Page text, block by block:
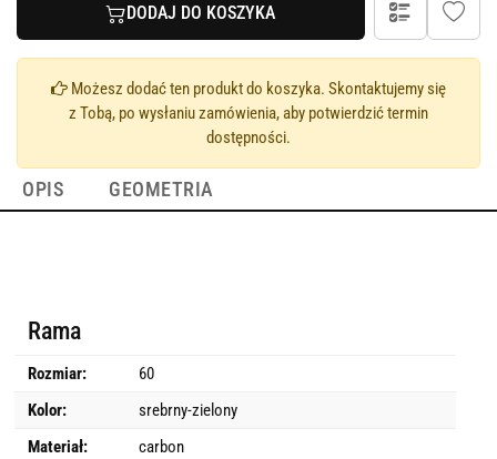
DODAJ DO KOSZYKA
Możesz dodać ten produkt do koszyka. Skontaktujemy się
z Tobą, po wysłaniu zamówienia, aby potwierdzić termin
dostępności.
OPIS GEOMETRIA
Rama
Rozmiar:
60
Kolor:
srebrny-zielony
Materiał:
carbon